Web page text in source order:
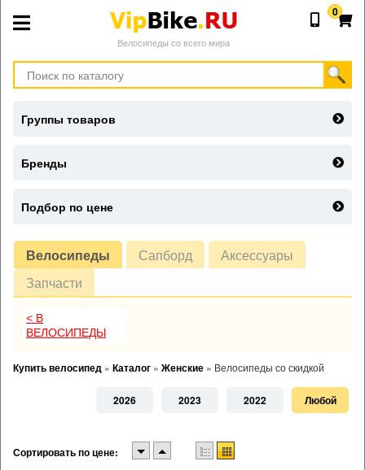
Велосипеды со всего мира
0
Велосипеды Сапборд
Аксессуары
Запчасти
< В
ВЕЛОСИПЕДЫ
Купить велосипед » Каталог » Женские » Велосипеды со скидкой
2026 2023 2022 Любой
Сортировать по цене:
Группы товаров
Бренды
Подбор по цене